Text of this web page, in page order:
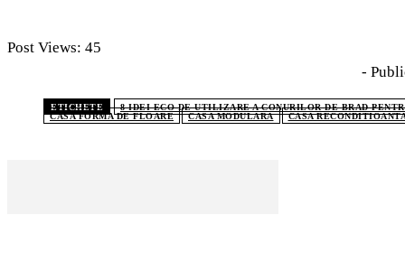
Post Views: 45
-
ETICHETE
8 IDEI ECO DE UTILIZARE A CONURILOR DE BRAD
CASA FORMA DE FLOARE
CASA MODULARA CASA